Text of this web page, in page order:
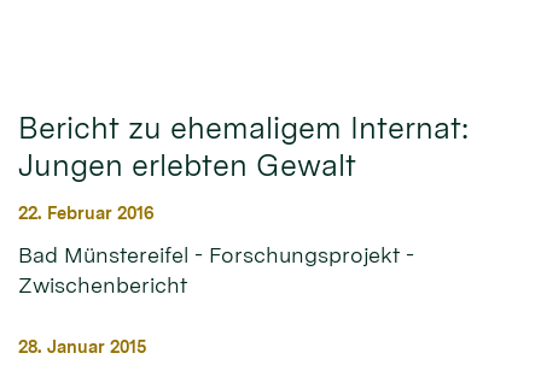
Bericht zu ehemaligem Internat:
Jungen erlebten Gewalt
22. Februar 2016
Bad Münstereifel - Forschungsprojekt -
Zwischenbericht
28. Januar 2015